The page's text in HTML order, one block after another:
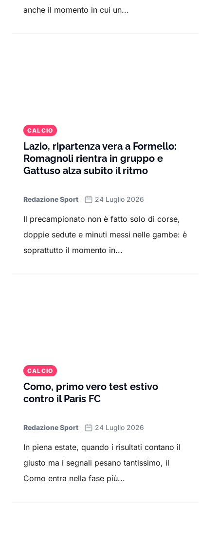
anche il momento in cui un...
CALCIO
Lazio, ripartenza vera a Formello:
Romagnoli rientra in gruppo e
Gattuso alza subito il ritmo
Redazione Sport 24 Luglio 2026
Il precampionato non è fatto solo di corse,
doppie sedute e minuti messi nelle gambe: è
soprattutto il momento in...
CALCIO
Como, primo vero test estivo
contro il Paris FC
Redazione Sport 24 Luglio 2026
In piena estate, quando i risultati contano il
giusto ma i segnali pesano tantissimo, il
Como entra nella fase più...